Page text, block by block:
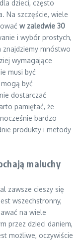
dzieci, często
Na szczęście, wiele
w zaledwie 30
i wybór prostych,
znajdziemy mnóstwo
wymagające
musi być
być
dostarczać
pamiętać, że
bardzo
produkty i metody
maluchy
zawsze cieszy się
wszechstronny,
na wiele
przez dzieci daniem,
możliwe, oczywiście